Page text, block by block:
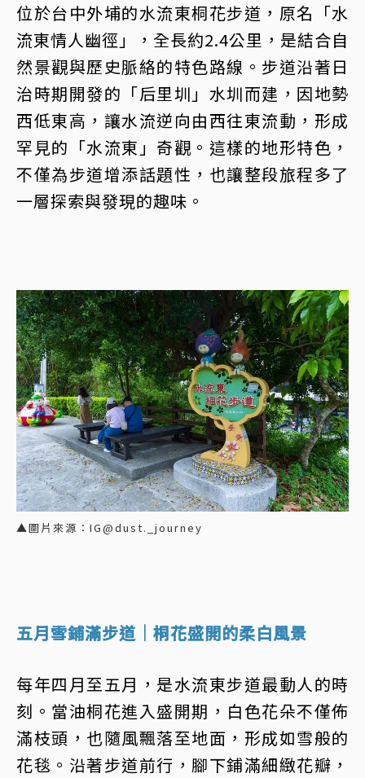
位於台中外埔的水流東桐花步道，原名「水
流東情人幽徑」，全長約2.4公里，是結合自
然景觀與歷史脈絡的特色路線。步道沿著日
治時期開發的「后里圳」水圳而建，因地勢
西低東高，讓水流逆向由西往東流動，形成
罕見的「水流東」奇觀。這樣的地形特色，
不僅為步道增添話題性，也讓整段旅程多了
一層探索與發現的趣味。
▲圖片來源：IG@dust._journey
五月雪鋪滿步道｜桐花盛開的柔白風景
每年四月至五月，是水流東步道最動人的時
刻。當油桐花進入盛開期，白色花朵不僅佈
滿枝頭，也隨風飄落至地面，形成如雪般的
花毯。沿著步道前行，腳下鋪滿細緻花瓣，